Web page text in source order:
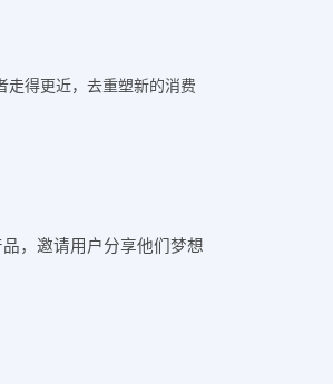
走得更近，去重塑新的消费
，邀请用户分享他们梦想